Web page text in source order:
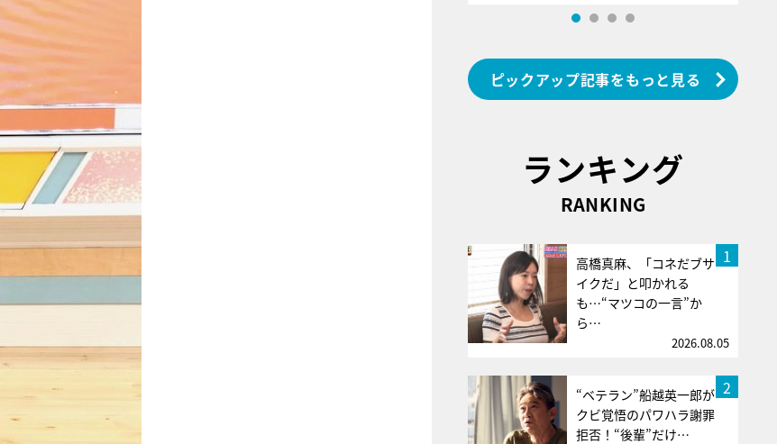
ピックアップ記事をもっと見る
ランキング
RANKING
1
高橋真麻、「コネだブサ
イクだ」と叩かれる
も…“マツコの一言”か
ら…
2026.08.05
2
“ベテラン”船越英一郎が
クビ覚悟のパワハラ謝罪
拒否！“後輩”だけ…